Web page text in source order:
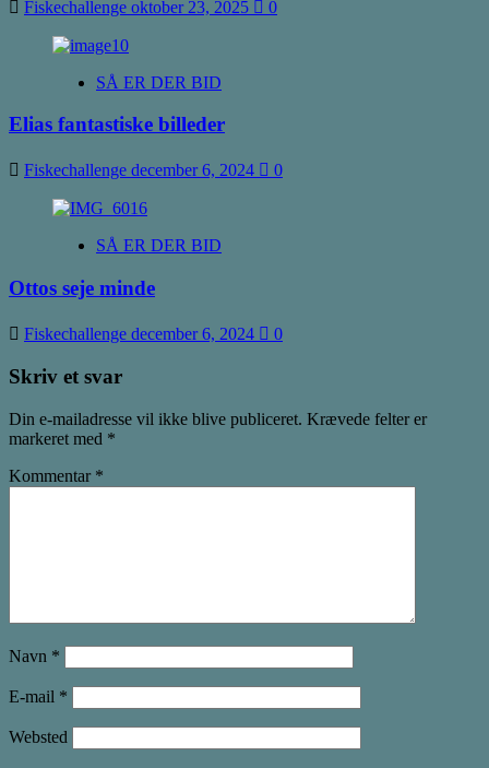
Fiskechallenge oktober 23, 2025 0
SÅ ER DER BID
Elias fantastiske billeder
Fiskechallenge december 6, 2024 0
SÅ ER DER BID
Ottos seje minde
Fiskechallenge december 6, 2024 0
Skriv et svar
Din e-mailadresse vil ikke blive publiceret. Krævede felter er
markeret med *
Kommentar *
Navn *
E-mail *
Websted